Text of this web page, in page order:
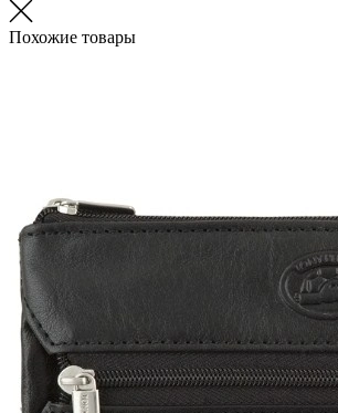
Похожие товары